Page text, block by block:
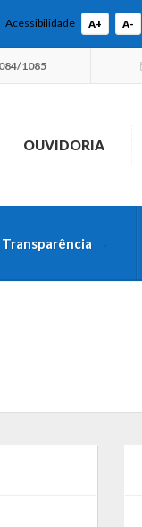
Acessibilidade A+ A-
1085
OUVIDORIA
Transparência